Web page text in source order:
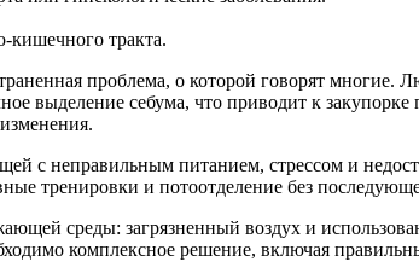
кишечного тракта.
проблема, о которой говорят
выделение себума, что приводит к
с неправильным питанием, стрессом и
тренировки и потоотделение без
среды: загрязненный воздух и
комплексное решение, включая